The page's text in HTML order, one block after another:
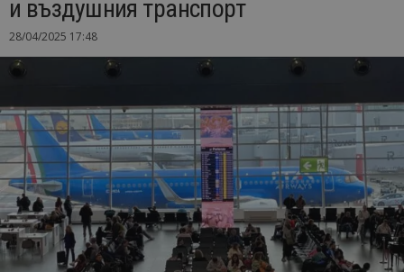
и въздушния транспорт
28/04/2025 17:48